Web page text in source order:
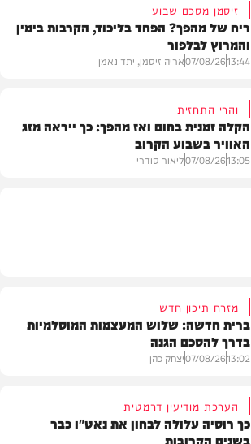
זיסמן מסכם שבוע
ריח של מהפך? הפחד בליכוד, הקרבות בימין
והמרוץ לבלפור
13:44
07/08/26אריה זיסמן, יתד נאמן
והרי התחזית
הקלה זמנית בחום ואז מהפך: כך ייראה מזג
האוויר בשבוע הקרוב
13:05
07/08/26ליאור סודרי
מזרח תיכון חדש
ברית חדשה: שלוש המעצמות המוסלמיות
בדרך להסכם הגנה
13:02
07/08/26יצחק כהן
הערכת מודיעין דרמטית
כך רוסיה עלולה לבחון את נאט"ו כבר
בשנים הקרובות